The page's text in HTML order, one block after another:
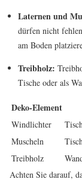
Laternen und
dürfen nicht
am Boden
Treibholz:
Tische oder als
Deko-Element
Windlichter
Muscheln
Treibholz
Achten Sie darauf,